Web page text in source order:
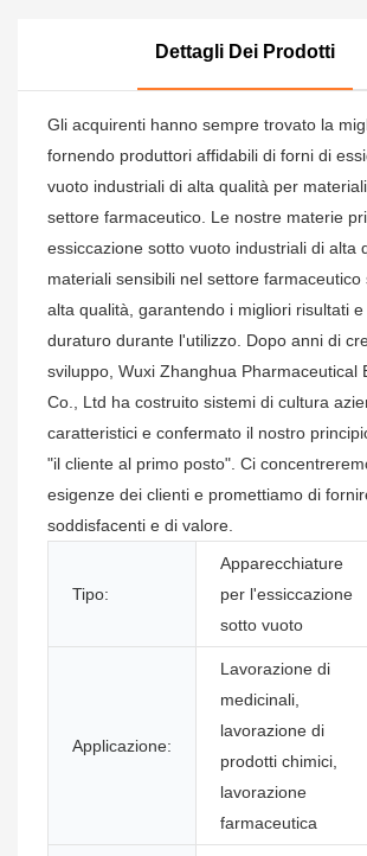
Dettagli Dei Prodotti
Gli acquirenti hanno sempre trovato la
fornendo produttori affidabili di forni di
vuoto industriali di alta qualità per
settore farmaceutico. Le nostre materie
essiccazione sotto vuoto industriali di alta
materiali sensibili nel settore
alta qualità, garantendo i migliori risultati
duraturo durante l'utilizzo. Dopo anni di
sviluppo, Wuxi Zhanghua Pharmaceutical
Co., Ltd ha costruito sistemi di cultura
caratteristici e confermato il nostro
"il cliente al primo posto". Ci
esigenze dei clienti e promettiamo di
soddisfacenti e di valore.
Tipo:
Apparecchiature
per l'essiccazione
sotto vuoto
Applicazione:
Lavorazione di
medicinali,
lavorazione di
prodotti chimici,
lavorazione
farmaceutica